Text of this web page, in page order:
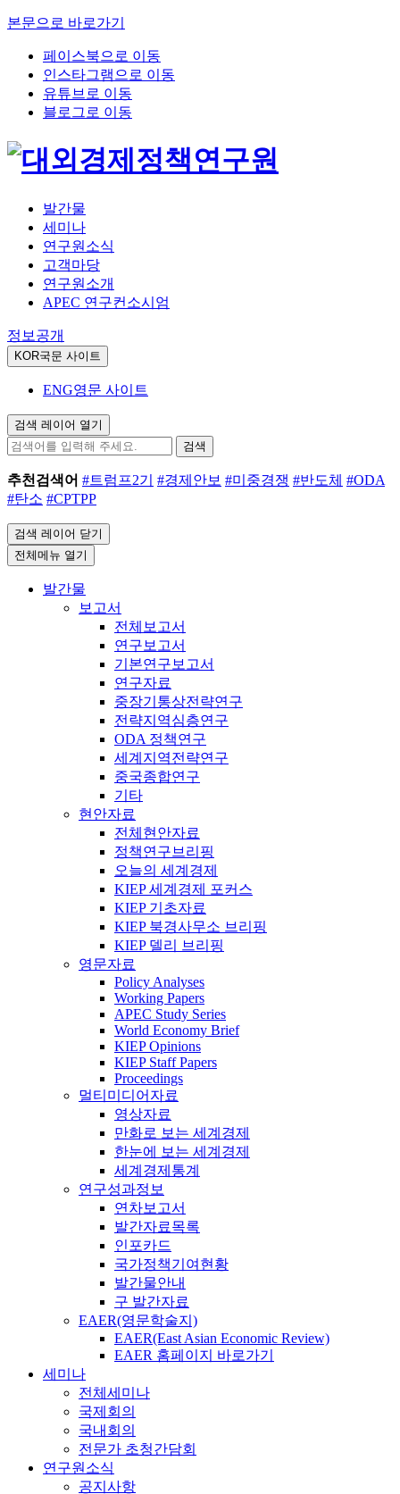
본문으로 바로가기
페이스북으로 이동
인스타그램으로 이동
유튜브로 이동
블로그로 이동
발간물
세미나
연구원소식
고객마당
연구원소개
APEC 연구컨소시엄
정보공개
KOR국문 사이트
ENG영문 사이트
검색 레이어 열기
검색
추천검색어 #트럼프2기 #경제안보 #미중경쟁 #반도체 #ODA
#탄소 #CPTPP
검색 레이어 닫기
전체메뉴 열기
발간물
보고서
전체보고서
연구보고서
기본연구보고서
연구자료
중장기통상전략연구
전략지역심층연구
ODA 정책연구
세계지역전략연구
중국종합연구
기타
현안자료
전체현안자료
정책연구브리핑
오늘의 세계경제
KIEP 세계경제 포커스
KIEP 기초자료
KIEP 북경사무소 브리핑
KIEP 델리 브리핑
영문자료
Policy Analyses
Working Papers
APEC Study Series
World Economy Brief
KIEP Opinions
KIEP Staff Papers
Proceedings
멀티미디어자료
영상자료
만화로 보는 세계경제
한눈에 보는 세계경제
세계경제통계
연구성과정보
연차보고서
발간자료목록
인포카드
국가정책기여현황
발간물안내
구 발간자료
EAER(영문학술지)
EAER(East Asian Economic Review)
EAER 홈페이지 바로가기
세미나
전체세미나
국제회의
국내회의
전문가 초청간담회
연구원소식
공지사항